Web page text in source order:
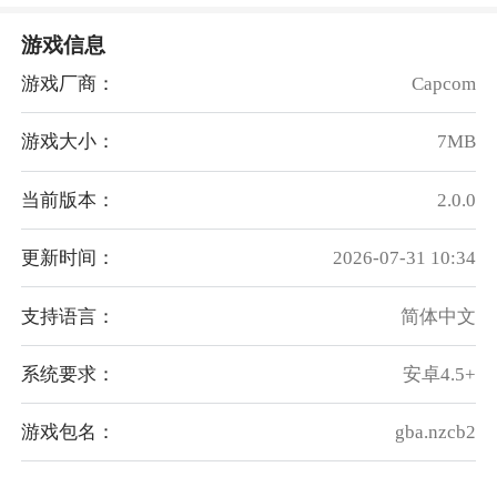
游戏信息
游戏厂商： Capcom
游戏大小： 7MB
当前版本： 2.0.0
更新时间： 2026-07-31 10:34
支持语言： 简体中文
系统要求： 安卓4.5+
游戏包名： gba.nzcb2